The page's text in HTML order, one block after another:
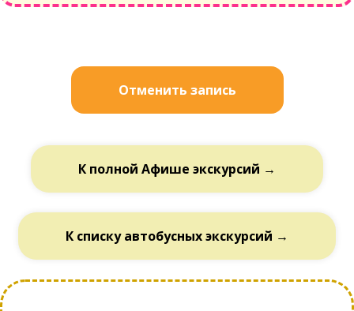
Отменить запись
К полной Афише экскурсий →
К списку автобусных экскурсий →